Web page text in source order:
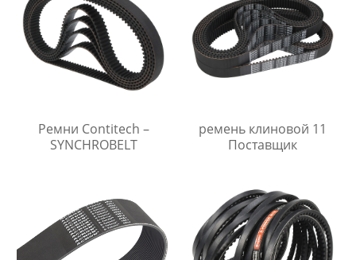
Ремни Contitech –
SYNCHROBELT
ремень клиновой 11
Поставщик